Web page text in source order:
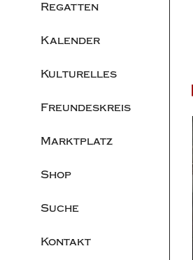
Regatten
Kalender
Kulturelles
Freundeskreis
Marktplatz
Shop
Suche
Kontakt